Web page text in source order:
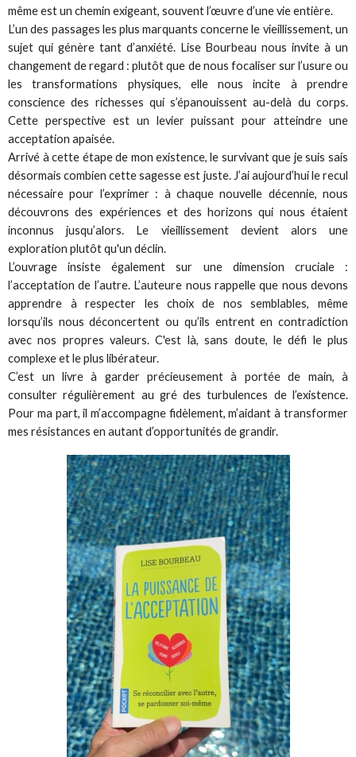
même est un chemin exigeant, souvent l’œuvre d’une vie entière.
L’un des passages les plus marquants concerne le vieillissement, un
sujet qui génère tant d’anxiété. Lise Bourbeau nous invite à un
changement de regard : plutôt que de nous focaliser sur l’usure ou
les transformations physiques, elle nous incite à prendre
conscience des richesses qui s’épanouissent au-delà du corps.
Cette perspective est un levier puissant pour atteindre une
acceptation apaisée.
Arrivé à cette étape de mon existence, le survivant que je suis sais
désormais combien cette sagesse est juste. J’ai aujourd’hui le recul
nécessaire pour l’exprimer : à chaque nouvelle décennie, nous
découvrons des expériences et des horizons qui nous étaient
inconnus jusqu’alors. Le vieillissement devient alors une
exploration plutôt qu'un déclin.
L’ouvrage insiste également sur une dimension cruciale :
l’acceptation de l’autre. L’auteure nous rappelle que nous devons
apprendre à respecter les choix de nos semblables, même
lorsqu’ils nous déconcertent ou qu’ils entrent en contradiction
avec nos propres valeurs. C'est là, sans doute, le défi le plus
complexe et le plus libérateur.
C’est un livre à garder précieusement à portée de main, à
consulter régulièrement au gré des turbulences de l’existence.
Pour ma part, il m’accompagne fidèlement, m’aidant à transformer
mes résistances en autant d’opportunités de grandir.